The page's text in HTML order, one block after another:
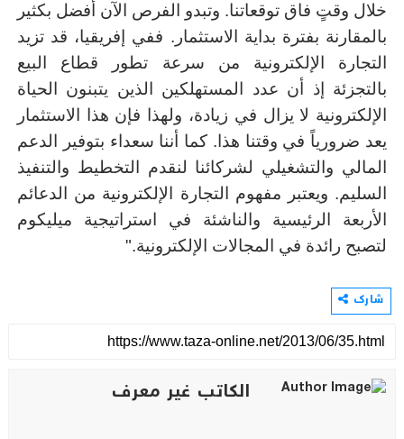
خلال وقتٍ فاق توقعاتنا. وتبدو الفرص الآن أفضل بكثير
بالمقارنة بفترة بداية الاستثمار. ففي إفريقيا، قد تزيد
التجارة الإلكترونية من سرعة تطور قطاع البيع
بالتجزئة إذ أن عدد المستهلكين الذين يتبنون الحياة
الإلكترونية لا يزال في زيادة، ولهذا فإن هذا الاستثمار
يعد ضرورياً في وقتنا هذا. كما أننا سعداء بتوفير الدعم
المالي والتشغيلي لشركائنا لنقدم التخطيط والتنفيذ
السليم. ويعتبر مفهوم التجارة الإلكترونية من الدعائم
الأربعة الرئيسية والناشئة في استراتيجية ميليكوم
لتصبح رائدة في المجالات الإلكترونية."
شارك
الكاتب غير معرف